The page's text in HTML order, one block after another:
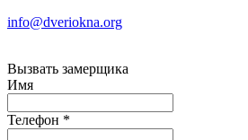
info@dveriokna.org
Вызвать замерщика
Имя
Телефон *